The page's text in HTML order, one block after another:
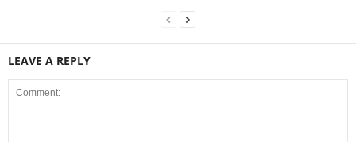
LEAVE A REPLY